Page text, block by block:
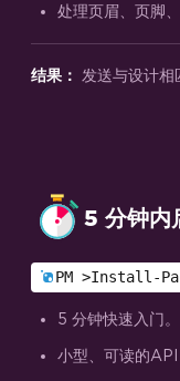
处理页眉、页脚
结果： 发送与设计相
5 分钟内
PM >Install-
5 分钟快速入门。
小型、可读的API